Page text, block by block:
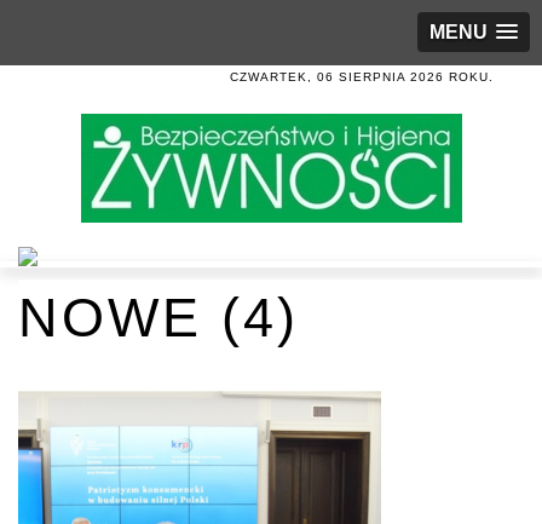
MENU
CZWARTEK, 06 SIERPNIA 2026 ROKU.
NOWE (4)